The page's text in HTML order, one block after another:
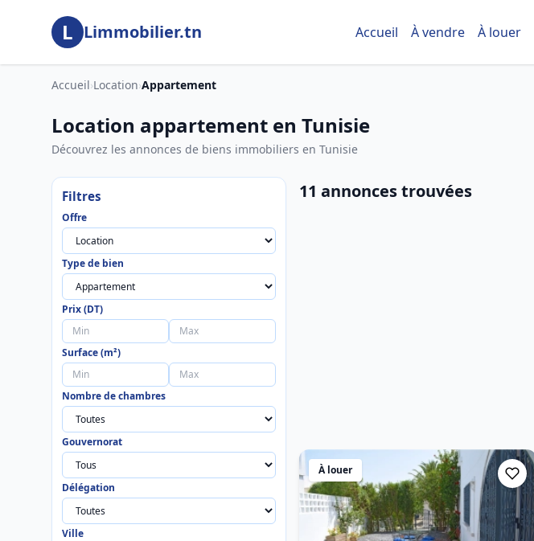
Aller au contenu principal
L Limmobilier.tn Accueil À vendre À louer
Accueil›Location›Appartement
Location appartement en Tunisie
Découvrez les annonces de biens immobiliers en Tunisie
Filtres
Offre
Type de bien
Prix (DT)
Surface (m²)
Nombre de chambres
Gouvernorat
Délégation
Ville
11 annonces trouvées
À louer